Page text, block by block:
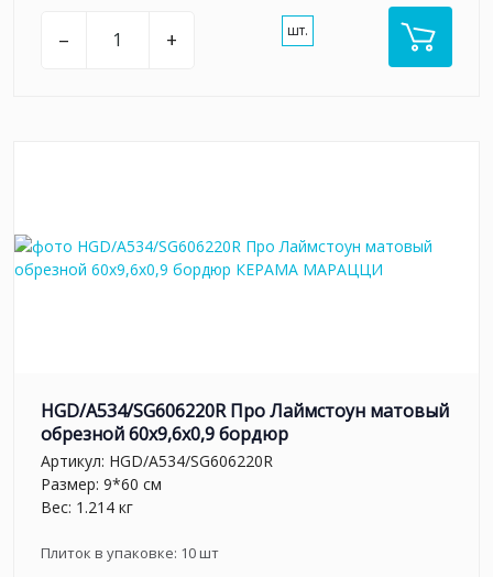
– + шт.
HGD/A534/SG606220R Про Лаймстоун матовый
обрезной 60x9,6x0,9 бордюр
Артикул: HGD/A534/SG606220R
Размер: 9*60 см
Вес: 1.214 кг
Плиток в упаковке: 10шт